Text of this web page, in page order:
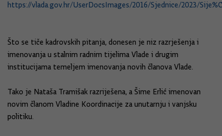
https://vlada.gov.hr/UserDocsImages/2016/Sjednice/2023/
Što se tiče kadrovskih pitanja, donesen je niz razrješenja i
imenovanja u stalnim radnim tijelima Vlade i drugim
institucijama temeljem imenovanja novih članova Vlade.
Tako je Nataša Tramišak razriješena, a Šime Erlić imenovan
novim članom Vladine Koordinacije za unutarnju i vanjsku
politiku.